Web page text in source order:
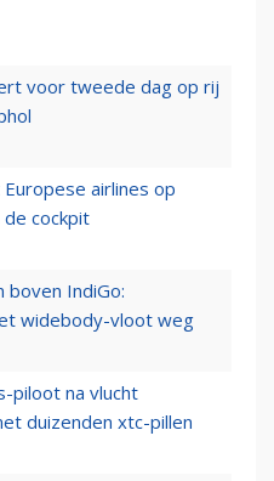
voor tweede dag op rij
airlines op
cockpit
boven IndiGo:
widebody-vloot weg
piloot na vlucht
duizenden xtc-pillen